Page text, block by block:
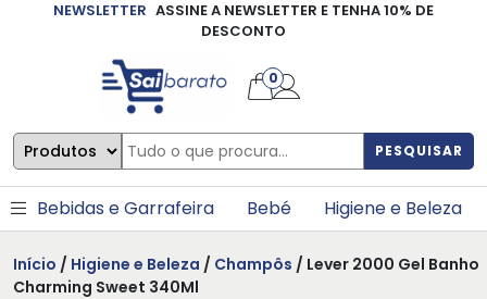
NEWSLETTER ASSINE A NEWSLETTER E TENHA 10% DE
DESCONTO
PESQUISAR
0
Bebidas e Garrafeira Bebé Higiene e Beleza
Início / Higiene e Beleza / Champôs / Lever 2000 Gel Banho
Charming Sweet 340Ml